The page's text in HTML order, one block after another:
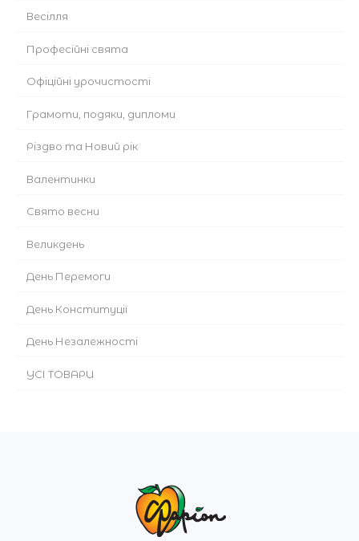
Весілля
Професійні свята
Офіційні урочистості
Грамоти, подяки, дипломи
Різдво та Новий рік
Валентинки
Cвято весни
Великдень
День Перемоги
День Конституції
День Незалежності
УСІ ТОВАРИ